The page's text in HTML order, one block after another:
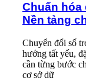
Chuẩn hóa
Nền tảng
Chuyển đổi số
hướng tất yếu,
cần từng bước
cơ sở dữ